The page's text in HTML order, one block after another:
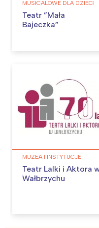
MUSICALOWE DLA DZIECI
Teatr ”Mała
Bajeczka”
MUZEA I INSTYTUCJE
Teatr Lalki i Aktora
Wałbrzychu